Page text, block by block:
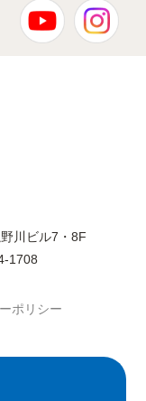
川ビル7・8F
1708
ポリシー